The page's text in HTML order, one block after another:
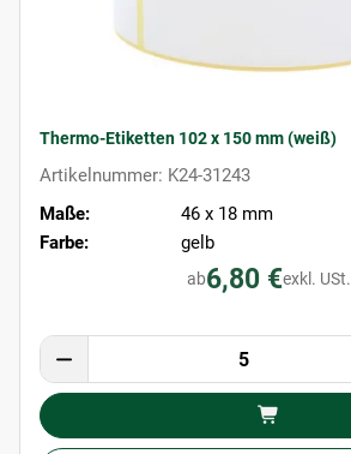
Thermo-Etiketten 102 x 150 mm (weiß)
Artikelnummer: K24-31243
Maße:
46 x 18 mm
Farbe:
gelb
ab6,80 €exkl. USt.